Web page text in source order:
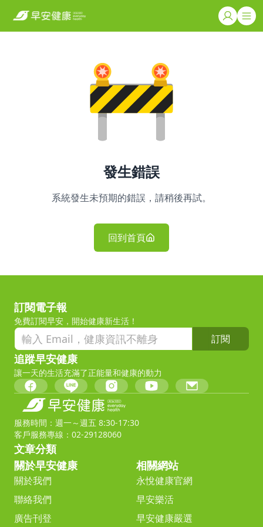
發生錯誤
系統發生未預期的錯誤，請稍後再試。
回到首頁
訂閱電子報
免費訂閱早安，開始健康新生活！
訂閱
追蹤早安健康
讓一天的生活充滿了正能量和健康的動力
服務時間：週一～週五 8:30-17:30
客戶服務專線：02-29128060
文章分類
關於早安健康
關於我們
聯絡我們
廣告刊登
相關網站
永悅健康官網
早安樂活
早安健康嚴選